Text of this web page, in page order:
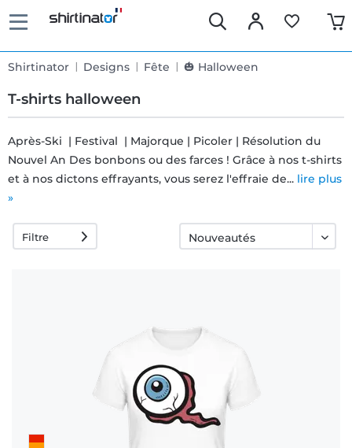
Shirtinator Designs Fête 🎃 Halloween
T-shirts halloween
Livraison
Échange
rétractation
Après-Ski | Festival | Majorque | Picoler | Résolution du
Nouvel An Des bonbons ou des farces ! Grâce à nos t-shirts
et à nos dictons effrayants, vous serez l'effraie de... lire plus
»
Filtre